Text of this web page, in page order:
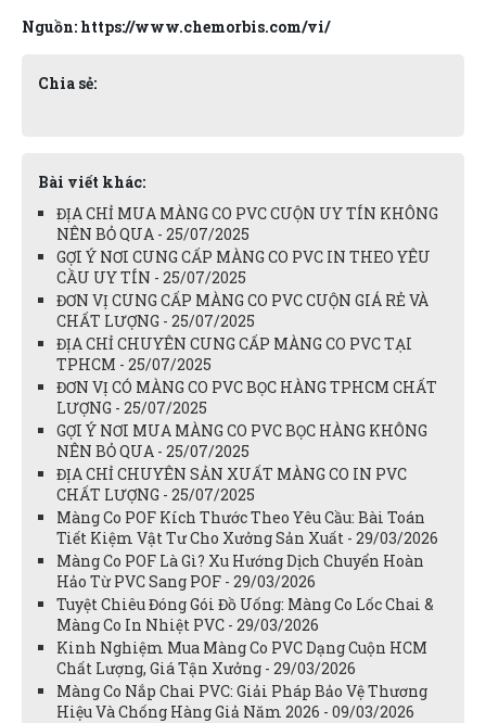
Nguồn: https://www.chemorbis.com/vi/
Chia sẻ:
Bài viết khác:
ĐỊA CHỈ MUA MÀNG CO PVC CUỘN UY TÍN KHÔNG
NÊN BỎ QUA - 25/07/2025
GỢI Ý NƠI CUNG CẤP MÀNG CO PVC IN THEO YÊU
CẦU UY TÍN - 25/07/2025
ĐƠN VỊ CUNG CẤP MÀNG CO PVC CUỘN GIÁ RẺ VÀ
CHẤT LƯỢNG - 25/07/2025
ĐỊA CHỈ CHUYÊN CUNG CẤP MÀNG CO PVC TẠI
TPHCM - 25/07/2025
ĐƠN VỊ CÓ MÀNG CO PVC BỌC HÀNG TPHCM CHẤT
LƯỢNG - 25/07/2025
GỢI Ý NƠI MUA MÀNG CO PVC BỌC HÀNG KHÔNG
NÊN BỎ QUA - 25/07/2025
ĐỊA CHỈ CHUYÊN SẢN XUẤT MÀNG CO IN PVC
CHẤT LƯỢNG - 25/07/2025
Màng Co POF Kích Thước Theo Yêu Cầu: Bài Toán
Tiết Kiệm Vật Tư Cho Xưởng Sản Xuất - 29/03/2026
Màng Co POF Là Gì? Xu Hướng Dịch Chuyển Hoàn
Hảo Từ PVC Sang POF - 29/03/2026
Tuyệt Chiêu Đóng Gói Đồ Uống: Màng Co Lốc Chai &
Màng Co In Nhiệt PVC - 29/03/2026
Kinh Nghiệm Mua Màng Co PVC Dạng Cuộn HCM
Chất Lượng, Giá Tận Xưởng - 29/03/2026
Màng Co Nắp Chai PVC: Giải Pháp Bảo Vệ Thương
Hiệu Và Chống Hàng Giả Năm 2026 - 09/03/2026